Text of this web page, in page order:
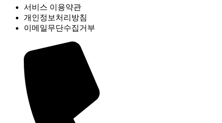
서비스 이용약관
개인정보처리방침
이메일무단수집거부